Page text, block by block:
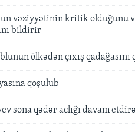
vəziyyətinin kritik olduğunu
bildirir
ölkədən çıxış qadağasını
qoşulub
sona qədər aclığı davam